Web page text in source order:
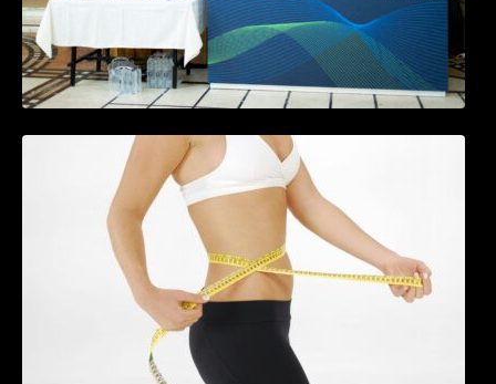
Tratamentul Wegovy® generează o scădere
în greutate de până la 22,6% la femei în
perioada menopauzei și reduce la jumătate
riscul de migrene